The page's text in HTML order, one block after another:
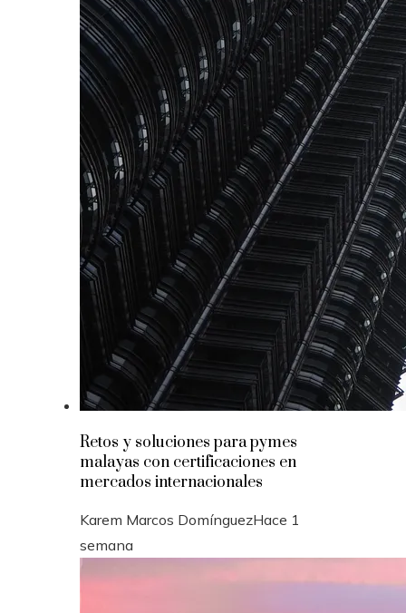
Retos y soluciones para pymes
malayas con certificaciones en
mercados internacionales
Karem Marcos DomínguezHace 1
semana